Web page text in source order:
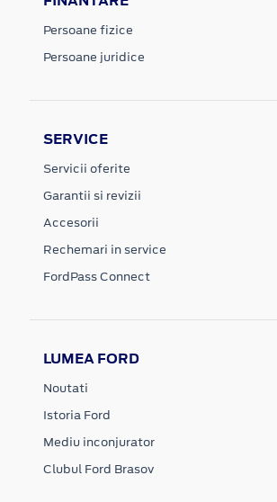
Persoane fizice
Persoane juridice
SERVICE
Servicii oferite
Garantii si revizii
Accesorii
Rechemari in service
FordPass Connect
LUMEA FORD
Noutati
Istoria Ford
Mediu inconjurator
Clubul Ford Brasov